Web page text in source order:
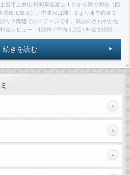
宮市上井出3690東名富士ＩＣから車で40分（西
井出IC出る）／中央河口湖ＩＣより車で約６０
り２階建てのコテージです。高原のさわやかな
金レビュー：132件 / 平均:4.2点 / 料金:13200...
続きを読む